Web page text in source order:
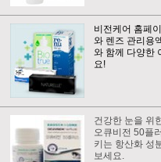
비전케어 홈페
와 렌즈 관리용
와 함께 다양한
요!
건강한 눈을 위
오큐비전 50플
키는 항산화 성
보세요.